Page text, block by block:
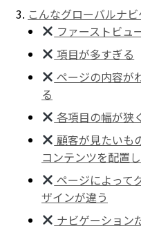
こんなグローバルナ
ファーストビュ
項目が多すぎる
ページの内容が
る
各項目の幅が狭
顧客が見たいも
コンテンツを配置
ページによって
ザインが違う
ナビゲーション